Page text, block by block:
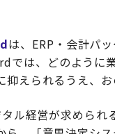
は、ERP・会計パ
は、どのように
えられるうえ、
ル経営が求めら